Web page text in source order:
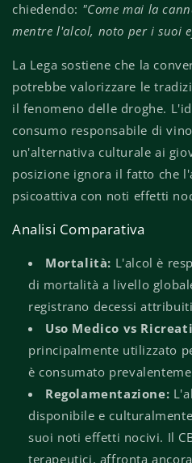
chiedendo: "Come mai la
mentre l'alcol, noto per i suoi
La Lega sostiene che la
potrebbe valorizzare le
il fenomeno delle droghe.
consumo responsabile di
un'alternativa culturale ai
posizione ignora il fatto che
psicoattiva con noti effetti
Analisi Comparativa
Mortalità: L'alcol è
di mortalità a livello
registrano decessi
Uso Medico vs
principalmente utilizzato
è consumato
Regolamentazione:
disponibile e
suoi noti effetti nocivi. Il
terapeutici, affronta